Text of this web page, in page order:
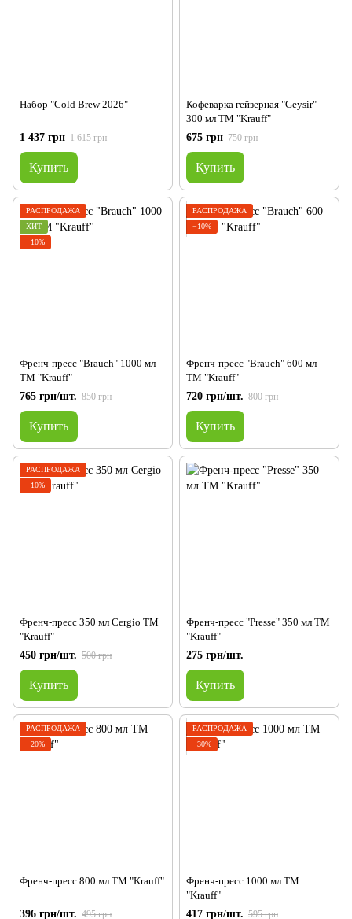
Набор "Cold Brew 2026"
1 437 грн 1 615 грн
Купить
Кофеварка гейзерная "Geysir"
300 мл TM "Krauff"
675 грн 750 грн
Купить
РАСПРОДАЖА
ХИТ
−10%
Френч-пресс "Brauch" 1000 мл
ТМ "Krauff"
765 грн/шт. 850 грн
Купить
РАСПРОДАЖА
−10%
Френч-пресс "Brauch" 600 мл
ТМ "Krauff"
720 грн/шт. 800 грн
Купить
РАСПРОДАЖА
−10%
Френч-пресс 350 мл Cergio ТМ
"Krauff"
450 грн/шт. 500 грн
Купить
Френч-пресс "Presse" 350 мл ТМ
"Krauff"
275 грн/шт.
Купить
РАСПРОДАЖА
−20%
Френч-пресc 800 мл ТМ "Krauff"
396 грн/шт. 495 грн
РАСПРОДАЖА
−30%
Френч-пресc 1000 мл ТМ
"Krauff"
417 грн/шт. 595 грн